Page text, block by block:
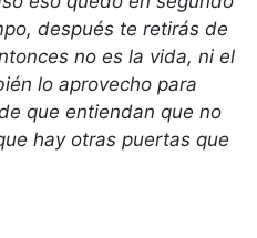
después te retirás de
no es la vida, ni el
lo aprovecho para
que entiendan que no
hay otras puertas que